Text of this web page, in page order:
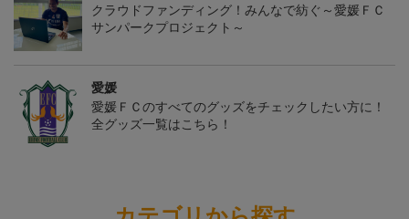
クラウドファンディング！みんなで紡ぐ～愛媛ＦＣ
サンパークプロジェクト～
愛媛
愛媛ＦＣのすべてのグッズをチェックしたい方に！
全グッズ一覧はこちら！